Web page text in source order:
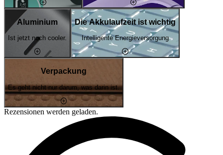
Aluminium
Ist jetzt noch cooler.
Die Akkulaufzeit ist wichtig
Intelligente Energieversorgung
Verpackung
Es geht nicht nur darum, was darin ist.
Rezensionen werden geladen.